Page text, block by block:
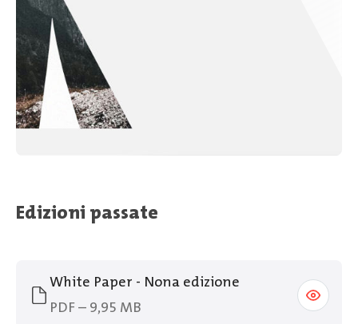
Edizioni passate
White Paper - Nona edizione
PDF – 9,95 MB